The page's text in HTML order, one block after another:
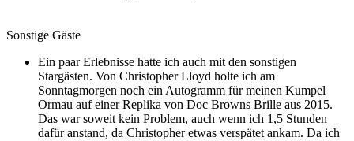
Sonstige Gäste
Ein paar Erlebnisse hatte ich auch mit den sonstigen
Stargästen. Von Christopher Lloyd holte ich am
Sonntagmorgen noch ein Autogramm für meinen Kumpel
Ormau auf einer Replika von Doc Browns Brille aus 2015.
Das war soweit kein Problem, auch wenn ich 1,5 Stunden
dafür anstand, da Christopher etwas verspätet ankam. Da ich